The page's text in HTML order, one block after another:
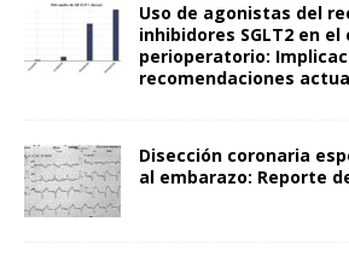
Uso de agonistas del
inhibidores SGLT2 en
perioperatorio:
recomendaciones
Disección coronaria
al embarazo: Reporte